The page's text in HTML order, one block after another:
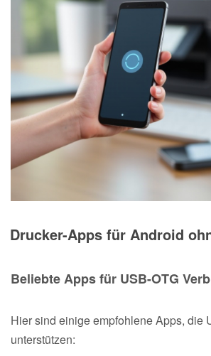
Drucker-Apps für Android
Beliebte Apps für USB-OTG
Hier sind einige empfohlene Apps, die
unterstützen: